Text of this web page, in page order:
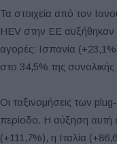
Τα στοιχεία από τον
HEV στην ΕΕ αυξήθηκαν
αγορές: Ισπανία
στο 34,5% της
Οι ταξινομήσεις των
περίοδο. Η αύξηση αυτή
(+111,7%), η Ιταλία